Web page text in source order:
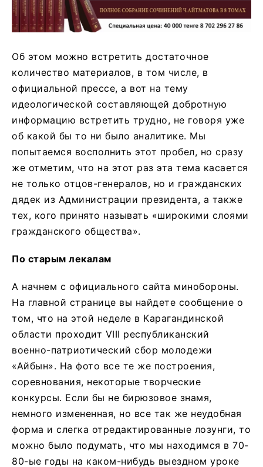
Об этом можно встретить достаточное
количество материалов, в том числе, в
официальной прессе, а вот на тему
идеологической составляющей добротную
информацию встретить трудно, не говоря уже
об какой бы то ни было аналитике. Мы
попытаемся восполнить этот пробел, но сразу
же отметим, что на этот раз эта тема касается
не только отцов-генералов, но и гражданских
дядек из Администрации президента, а также
тех, кого принято называть «широкими слоями
гражданского общества».
По старым лекалам
А начнем с официального сайта минобороны.
На главной странице вы найдете сообщение о
том, что на этой неделе в Карагандинской
области проходит VIII республиканский
военно-патриотический сбор молодежи
«Айбын». На фото все те же построения,
соревнования, некоторые творческие
конкурсы. Если бы не бирюзовое знамя,
немного измененная, но все так же неудобная
форма и слегка отредактированные лозунги, то
можно было подумать, что мы находимся в 70-
80-ые годы на каком-нибудь выездном уроке